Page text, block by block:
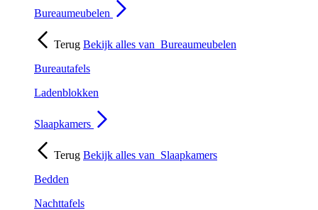
Bureaumeubelen
Terug Bekijk alles van Bureaumeubelen
Bureautafels
Ladenblokken
Slaapkamers
Terug Bekijk alles van Slaapkamers
Bedden
Nachttafels